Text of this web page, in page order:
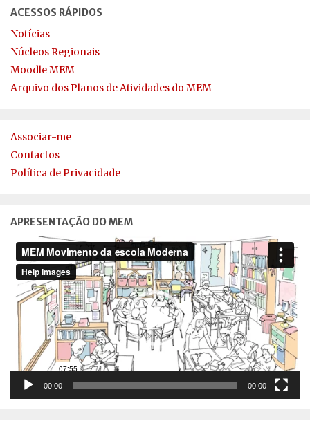
ACESSOS RÁPIDOS
Notícias
Núcleos Regionais
Moodle MEM
Arquivo dos Planos de Atividades do MEM
Associar-me
Contactos
Política de Privacidade
APRESENTAÇÃO DO MEM
Reprodutor
de
vídeo
00:00 00:00